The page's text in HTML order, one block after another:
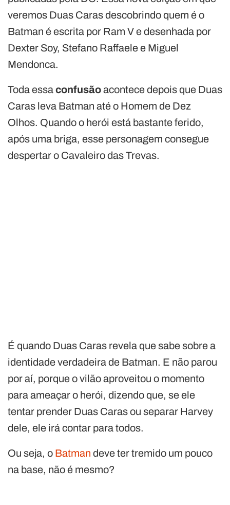
veremos Duas Caras descobrindo quem é o
Batman é escrita por Ram V e desenhada por
Dexter Soy, Stefano Raffaele e Miguel
Mendonca.
Toda essaconfusãoacontece depois que Duas
Caras leva Batman até o Homem de Dez
Olhos. Quando o herói está bastante ferido,
após uma briga, esse personagem consegue
despertar o Cavaleiro das Trevas.
É quando Duas Caras revela que sabe sobre a
identidade verdadeira de Batman. E não parou
por aí, porque o vilão aproveitou o momento
para ameaçar o herói, dizendo que, se ele
tentar prender Duas Caras ou separar Harvey
dele, ele irá contar para todos.
Ou seja, o Batman deve ter tremido um pouco
na base, não é mesmo?